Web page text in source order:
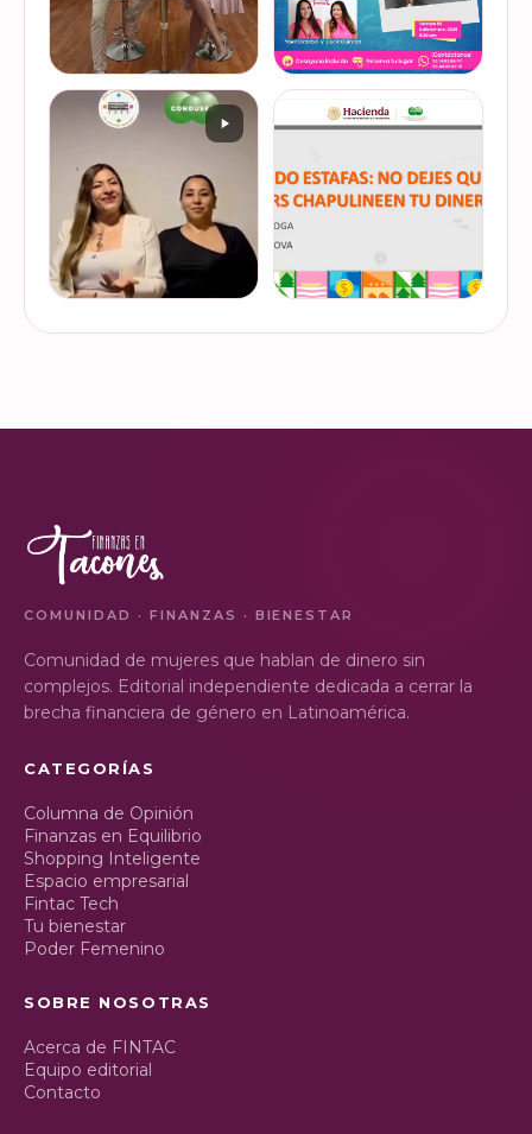
De cuando te toca ser la
entrevistada. Un placer
platicar con Esther Luiselli
de tus finanzas en la serie
de "Mu…
VER EN
INSTAGRAM
mejor forma de gestionar
ese dinero extra de fin de
ahorro o aguinaldo, es un
dinero…
VER EN
INSTAGRAM
de la Semana Nacional de
que los hackers
COMUNIDAD · FINANZAS · BIENESTAR
Comunidad de mujeres que hablan de dinero sin
complejos. Editorial independiente dedicada a cerrar la
brecha financiera de género en Latinoamérica.
CATEGORÍAS
Columna de Opinión
Finanzas en Equilibrio
Shopping Inteligente
Espacio empresarial
Fintac Tech
Tu bienestar
Poder Femenino
SOBRE NOSOTRAS
Acerca de FINTAC
Equipo editorial
Contacto